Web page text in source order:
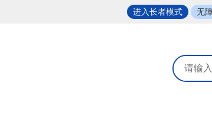
进入长者模式 无